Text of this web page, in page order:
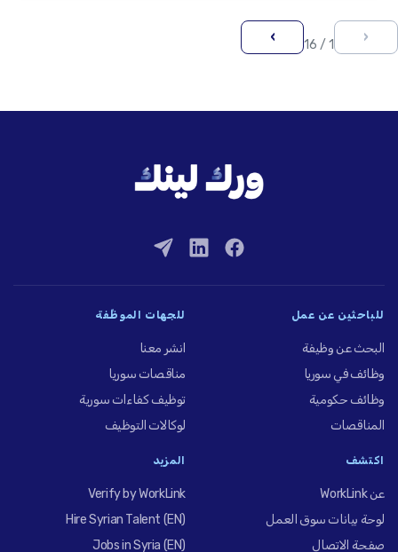
‹
1 / 16
›
للباحثين عن عمل
البحث عن وظيفة
وظائف في سوريا
وظائف حكومية
المناقصات
للجهات الموظِّفة
انشر معنا
مناقصات سوريا
توظيف كفاءات سورية
لوكالات التوظيف
اكتشف
عن WorkLink
لوحة بيانات سوق العمل
صفحة الاتصال
المزيد
Verify by WorkLink
Hire Syrian Talent (EN)
Jobs in Syria (EN)